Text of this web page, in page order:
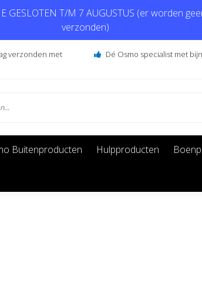
GESLOTEN T/M 7 AUGUSTUS (er worden
verzonden)
verzonden met
Dé Osmo specialist met
Buitenproducten Hulpproducten